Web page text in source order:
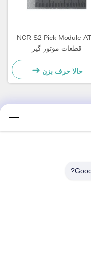
NCR S2 Pick Module
قطعات موتور گیر
4450756286 OEM
حالا حرف بزن